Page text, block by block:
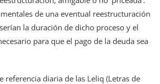
de una eventual reestructuración
la duración de dicho proceso y el
para que el pago de la deuda sea
referencia diaria de las Leliq (Letras de